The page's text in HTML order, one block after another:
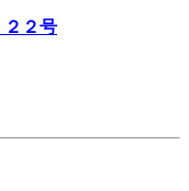
２号